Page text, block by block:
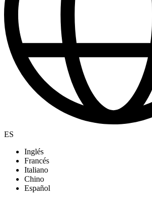
ES
Inglés
Francés
Italiano
Chino
Español